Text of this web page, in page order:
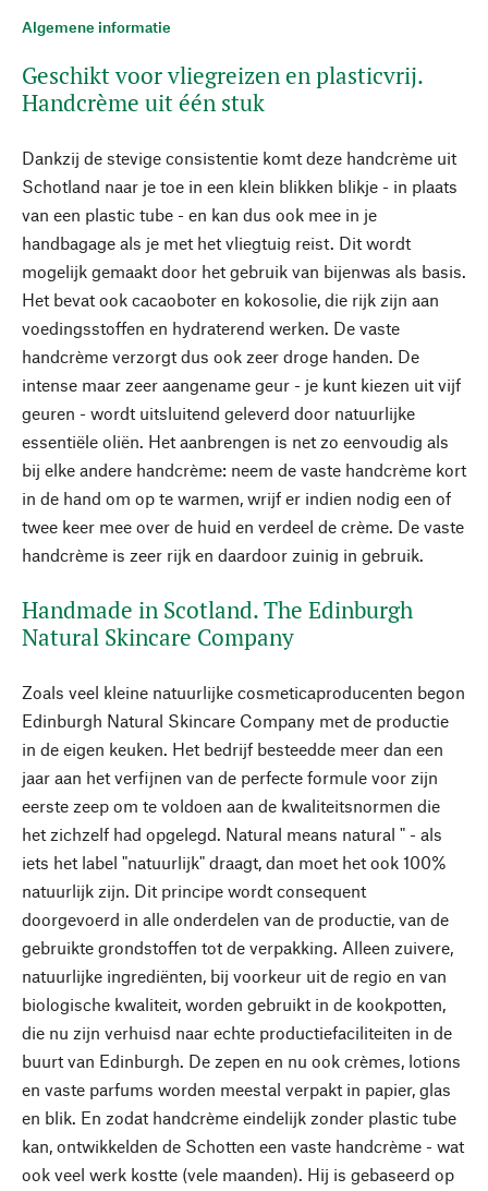
Algemene informatie
Geschikt voor vliegreizen en plasticvrij.
Handcrème uit één stuk
Dankzij de stevige consistentie komt deze handcrème uit
Schotland naar je toe in een klein blikken blikje - in plaats
van een plastic tube - en kan dus ook mee in je
handbagage als je met het vliegtuig reist. Dit wordt
mogelijk gemaakt door het gebruik van bijenwas als basis.
Het bevat ook cacaoboter en kokosolie, die rijk zijn aan
voedingsstoffen en hydraterend werken. De vaste
handcrème verzorgt dus ook zeer droge handen. De
intense maar zeer aangename geur - je kunt kiezen uit vijf
geuren - wordt uitsluitend geleverd door natuurlijke
essentiële oliën. Het aanbrengen is net zo eenvoudig als
bij elke andere handcrème: neem de vaste handcrème kort
in de hand om op te warmen, wrijf er indien nodig een of
twee keer mee over de huid en verdeel de crème. De vaste
handcrème is zeer rijk en daardoor zuinig in gebruik.
Handmade in Scotland. The Edinburgh
Natural Skincare Company
Zoals veel kleine natuurlijke cosmeticaproducenten begon
Edinburgh Natural Skincare Company met de productie
in de eigen keuken. Het bedrijf besteedde meer dan een
jaar aan het verfijnen van de perfecte formule voor zijn
eerste zeep om te voldoen aan de kwaliteitsnormen die
het zichzelf had opgelegd. Natural means natural " - als
iets het label "natuurlijk" draagt, dan moet het ook 100%
natuurlijk zijn. Dit principe wordt consequent
doorgevoerd in alle onderdelen van de productie, van de
gebruikte grondstoffen tot de verpakking. Alleen zuivere,
natuurlijke ingrediënten, bij voorkeur uit de regio en van
biologische kwaliteit, worden gebruikt in de kookpotten,
die nu zijn verhuisd naar echte productiefaciliteiten in de
buurt van Edinburgh. De zepen en nu ook crèmes, lotions
en vaste parfums worden meestal verpakt in papier, glas
en blik. En zodat handcrème eindelijk zonder plastic tube
kan, ontwikkelden de Schotten een vaste handcrème - wat
ook veel werk kostte (vele maanden). Hij is gebaseerd op